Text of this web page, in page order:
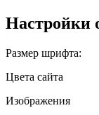
Настройки
Размер шрифта:
Цвета сайта
Изображения